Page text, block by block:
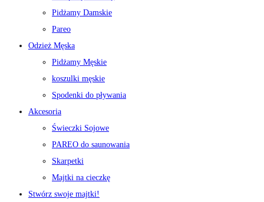
Pidżamy Damskie
Pareo
Odzież Męska
Pidżamy Męskie
koszulki męskie
Spodenki do pływania
Akcesoria
Świeczki Sojowe
PAREO do saunowania
Skarpetki
Majtki na cieczkę
Stwórz swoje majtki!